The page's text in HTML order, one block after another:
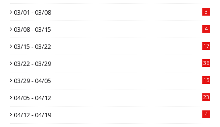
03/01 - 03/08 3
03/08 - 03/15 4
03/15 - 03/22 17
03/22 - 03/29 36
03/29 - 04/05 15
04/05 - 04/12 23
04/12 - 04/19 4